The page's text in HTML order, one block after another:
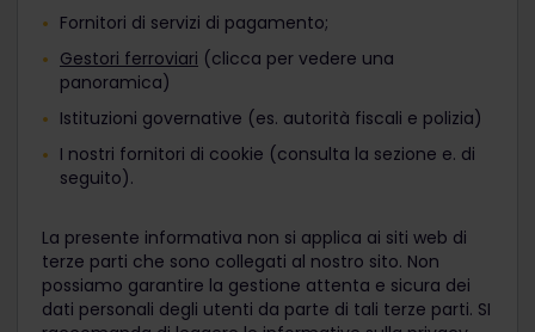
Fornitori di servizi di pagamento;
Gestori ferroviari (clicca per vedere una
panoramica)
Istituzioni governative (es. autorità fiscali e polizia)
I nostri fornitori di cookie (consulta la sezione e. di
seguito).
La presente informativa non si applica ai siti web di
terze parti che sono collegati al nostro sito. Non
possiamo garantire la gestione attenta e sicura dei
dati personali degli utenti da parte di tali terze parti. SI